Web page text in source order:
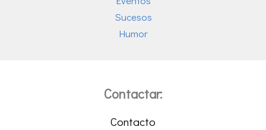
Sucesos
Humor
Contactar:
Contacto